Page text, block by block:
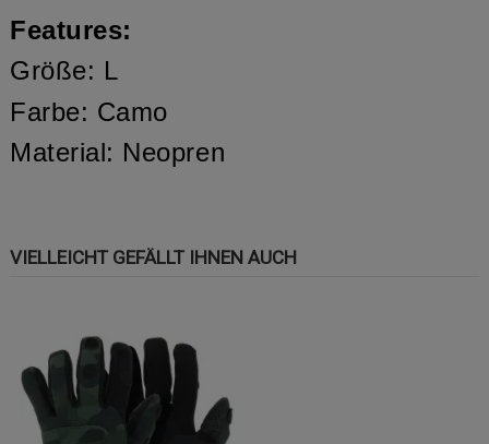
Features:
Größe: L
Farbe: Camo
Material: Neopren
VIELLEICHT GEFÄLLT IHNEN AUCH